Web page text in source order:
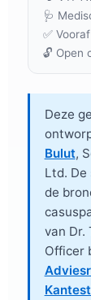
🩺
✅
🔓 Open
Deze
Bulut,
Ltd.
de
van Dr.
Officer